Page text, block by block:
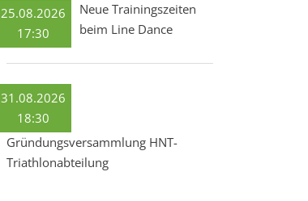
25.08.2026
17:30
Neue Trainingszeiten
beim Line Dance
31.08.2026
18:30
Gründungsversammlung HNT-
Triathlonabteilung